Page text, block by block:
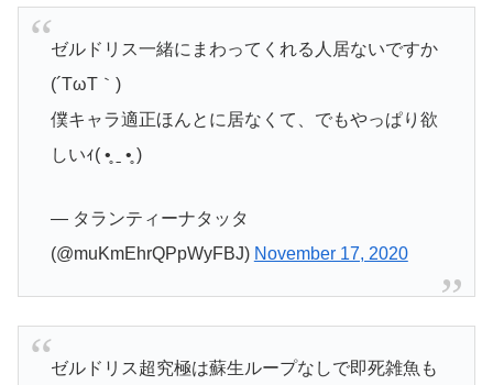
ゼルドリス一緒にまわってくれる人居ないですか
(´TωT｀)
僕キャラ適正ほんとに居なくて、でもやっぱり欲
しいｨ( •̥ ˍ •̥ )
— タランティーナタッタ
(@muKmEhrQPpWyFBJ) November 17, 2020
ゼルドリス超究極は蘇生ループなしで即死雑魚も